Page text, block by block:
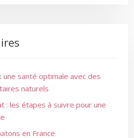
une santé optimale avec des
naturels
: les étapes à suivre pour une
en France